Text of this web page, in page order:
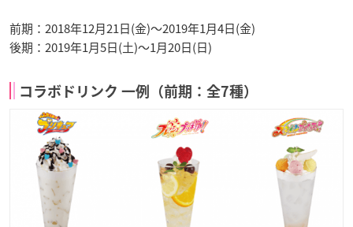
前期：2018年12月21日(金)～2019年1月4日(金)
後期：2019年1月5日(土)～1月20日(日)
コラボドリンク 一例（前期：全7種）